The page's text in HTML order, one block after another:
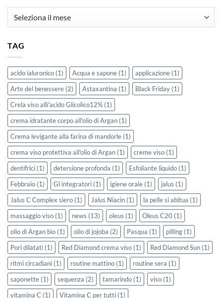
TAG
acido ialuronico (1) Acqua e sapone (1) applicazione (1)
Arte del benessere (2) Astaxantina (1) Black Friday (1)
Crela viso allì'acido Glicolico12% (1)
crema idratante corpo all'olio di Argan (1)
Crema levigante alla farina di mandorle (1)
crema viso protettiva all'olio di Argan (1) creme viso (1)
dentifrici (1) detersione profonda (1) Esfoliante liquido (1)
Febbraio (1) Gl integratori (1) igiene orale (1) jalus (1)
Jalus C Complex siero (1) Jalus Niacin (1) la pelle si abitua (1)
massaggio viso (1) news (13) oleus (1) Oleus C20 (1)
olio di Argan bio (1) olio di jojoba (2) Pasqua (1) pilling (1)
Pori dilatati (1) Red Diamond crema viso (1) Red Diamond Sun (1)
ritmi circadiani (1) routine mattino (1) routine sera (1)
saponette (1) sequenza (2) tamarindo (1) viso (1)
vitamina C (1) Vitamina C per tutti (1)